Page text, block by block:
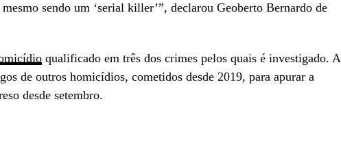
sendo um ‘serial killer’”, declarou Geoberto Bernardo de
qualificado em três dos crimes pelos quais é investigado. A
de outros homicídios, cometidos desde 2019, para apurar a
desde setembro.